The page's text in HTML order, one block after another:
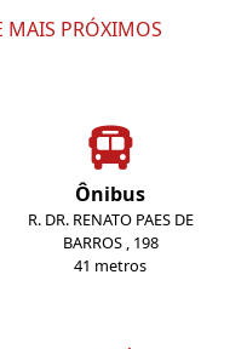
MAIS PRÓXIMOS
Ônibus
R. DR. RENATO PAES DE
BARROS , 198
41 metros